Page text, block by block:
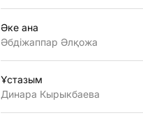
Әке ана
Әбдiжаппар Әлқожа
Ұстазым
Динара Кырыкбаева